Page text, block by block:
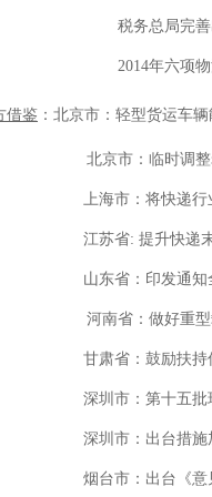
税务总局完
2014年六项
借鉴 ：北京市：轻型货运车
北京市：临时调
上海市：将快递行
江苏省: 提升快递
山东省：印发通
河南省：做好重
甘肃省：鼓励扶
深圳市：第十五
深圳市：出台措
烟台市：出台《